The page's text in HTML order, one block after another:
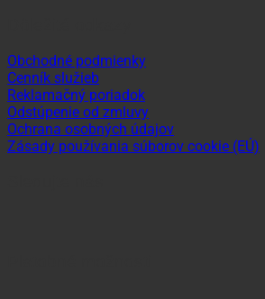
Obchodné podmienky
Cenník služieb
Reklamačný poriadok
Odstúpenie od zmluvy
Ochrana osobných údajov
Zásady používania súborov cookie (EÚ)